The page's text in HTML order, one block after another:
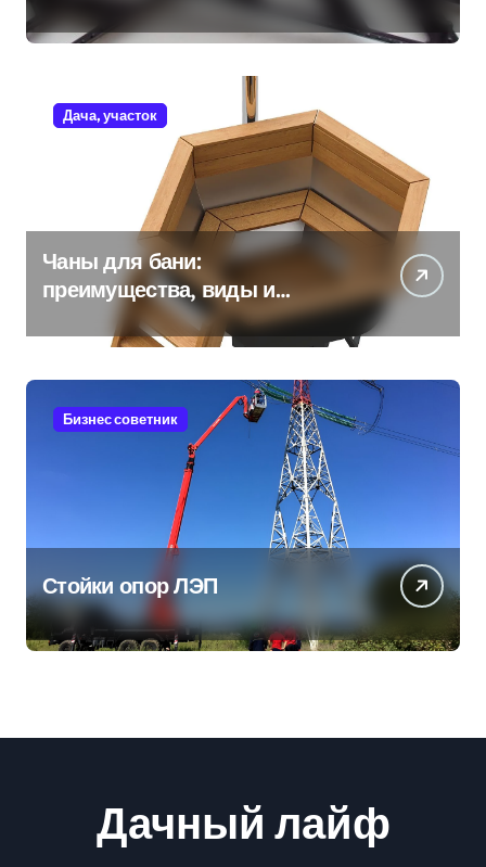
Дача, участок
Чаны для бани:
преимущества, виды и
особенности использования
Бизнес советник
Стойки опор ЛЭП
Дачный лайф